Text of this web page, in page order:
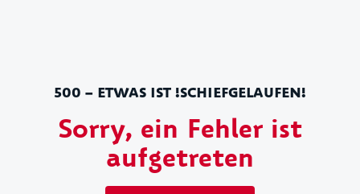
500 – ETWAS IST !SCHIEFGELAUFEN!
Sorry, ein Fehler ist
aufgetreten